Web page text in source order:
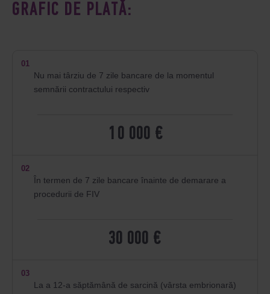
GRAFIC DE PLATĂ:
01
Nu mai târziu de 7 zile bancare de la momentul
semnării contractului respectiv
10 000 €
02
În termen de 7 zile bancare înainte de demarare a
procedurii de FIV
30 000 €
03
La a 12-a săptămână de sarcină (vârsta embrionară)